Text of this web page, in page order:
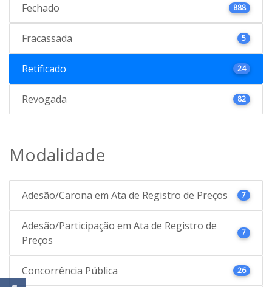
Fechado 888
Fracassada 5
Retificado 24
Revogada 82
Modalidade
Adesão/Carona em Ata de Registro de Preços 7
Adesão/Participação em Ata de Registro de
Preços
7
Concorrência Pública 26